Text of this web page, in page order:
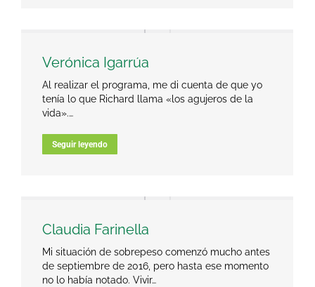
Verónica Igarrúa
Al realizar el programa, me di cuenta de que yo
tenía lo que Richard llama «los agujeros de la
vida».…
Seguir leyendo
Claudia Farinella
Mi situación de sobrepeso comenzó mucho antes
de septiembre de 2016, pero hasta ese momento
no lo había notado. Vivir…